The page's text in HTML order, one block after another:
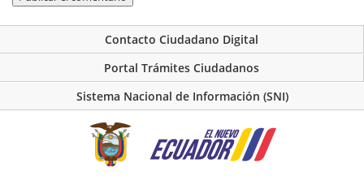
Contacto Ciudadano Digital
Portal Trámites Ciudadanos
Sistema Nacional de Información (SNI)